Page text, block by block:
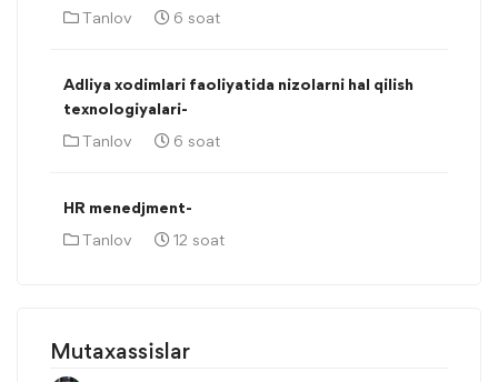
Tanlov
6 soat
Adliya xodimlari faoliyatida nizolarni hal qilish
texnologiyalari-
Tanlov
6 soat
HR menedjment-
Tanlov
12 soat
Mutaxassislar